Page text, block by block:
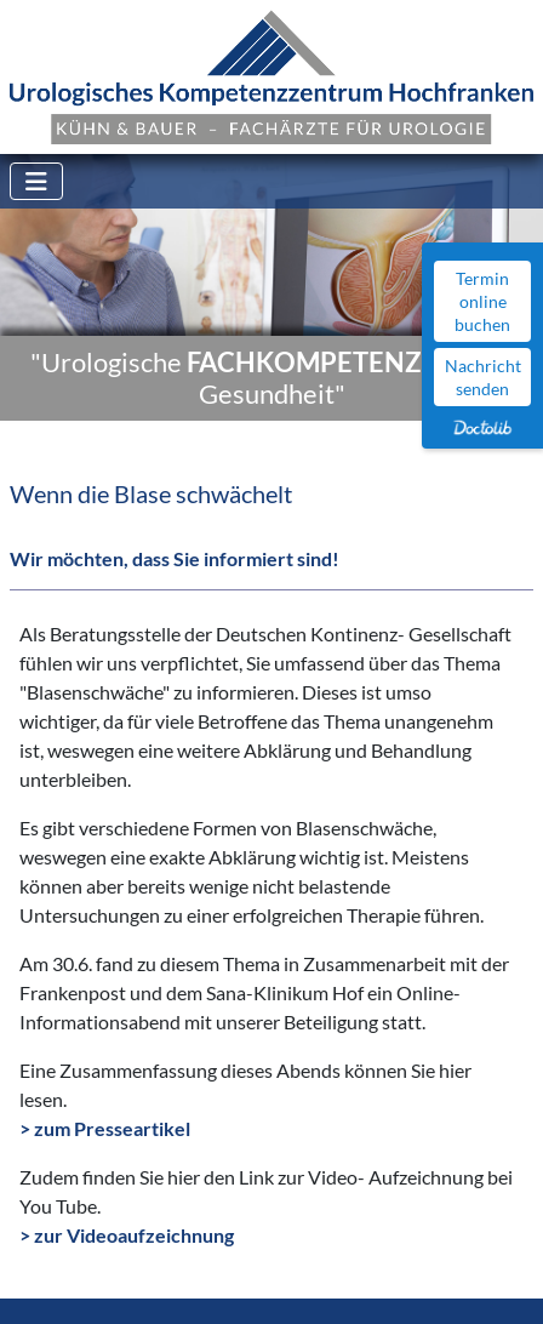
"Urologische FACHKOMPETENZ für Ihre
Gesundheit"
Wenn die Blase schwächelt
Wir möchten, dass Sie informiert sind!
Als Beratungsstelle der Deutschen Kontinenz- Gesellschaft
fühlen wir uns verpflichtet, Sie umfassend über das Thema
"Blasenschwäche" zu informieren. Dieses ist umso
wichtiger, da für viele Betroffene das Thema unangenehm
ist, weswegen eine weitere Abklärung und Behandlung
unterbleiben.
Es gibt verschiedene Formen von Blasenschwäche,
weswegen eine exakte Abklärung wichtig ist. Meistens
können aber bereits wenige nicht belastende
Untersuchungen zu einer erfolgreichen Therapie führen.
Am 30.6. fand zu diesem Thema in Zusammenarbeit mit der
Frankenpost und dem Sana-Klinikum Hof ein Online-
Informationsabend mit unserer Beteiligung statt.
Eine Zusammenfassung dieses Abends können Sie hier
lesen.
> zum Presseartikel
Zudem finden Sie hier den Link zur Video- Aufzeichnung bei
You Tube.
> zur Videoaufzeichnung
Termin
online
buchen
Nachricht
senden